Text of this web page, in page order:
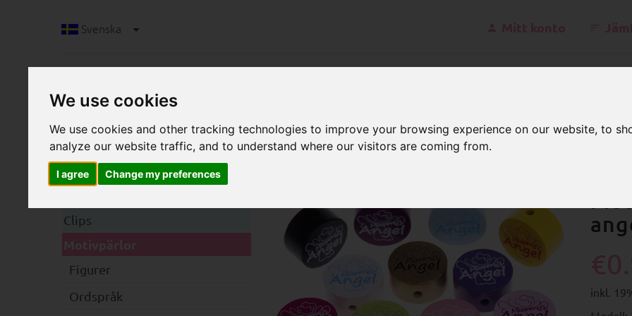
We use cookies
We use cookies and other tracking technologies to improve your browsing experience on our website, to
analyze our website traffic, and to understand where our visitors are coming from.
I agree Change my preferences
Svenska
inkl.
Kategorier
Clips
Figurer
Ordspråk